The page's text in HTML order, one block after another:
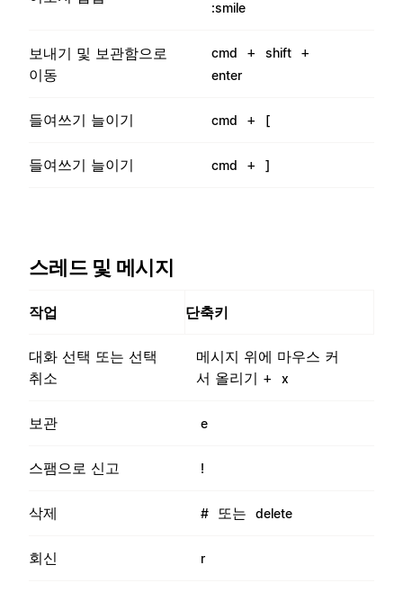
:smile
보내기 및 보관함으로
이동
cmd + shift +
enter
들여쓰기 늘이기 cmd + [
들여쓰기 늘이기 cmd + ]
스레드 및 메시지
작업 단축키
대화 선택 또는 선택
취소
메시지 위에 마우스 커
서 올리기 +
x
보관 e
스팸으로 신고 !
삭제 # 또는 delete
회신 r